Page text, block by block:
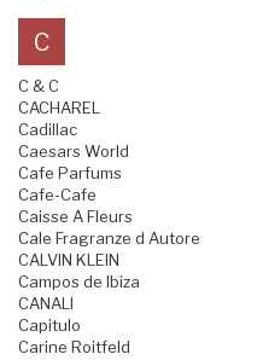
C
C & C
CACHAREL
Cadillac
Caesars World
Cafe Parfums
Cafe-Cafe
Caisse A Fleurs
Cale Fragranze d Autore
CALVIN KLEIN
Campos de Ibiza
CANALI
Capitulo
Carine Roitfeld